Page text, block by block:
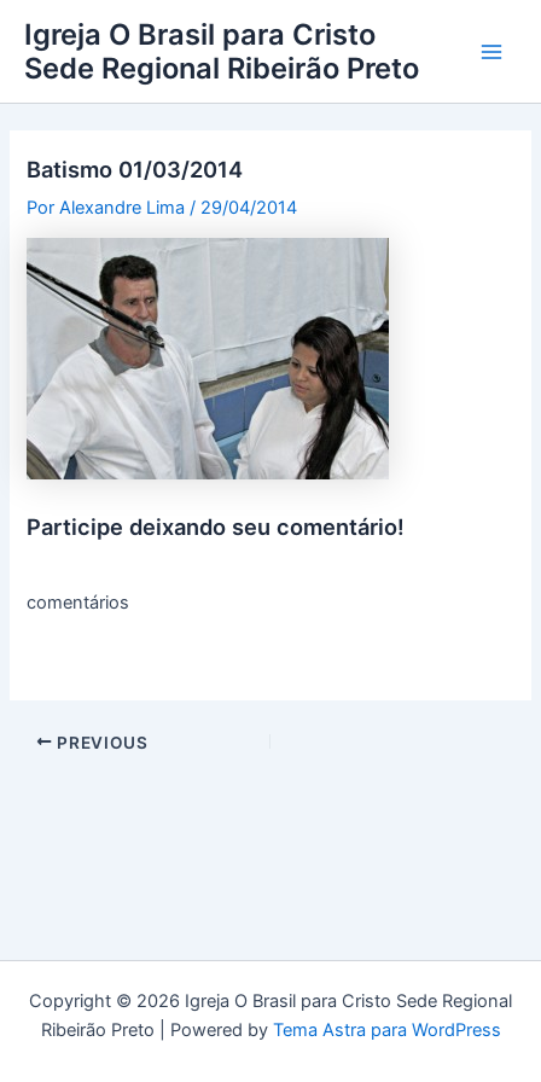
para
conteúdo
Igreja O Brasil para Cristo
Sede Regional Ribeirão Preto
Batismo 01/03/2014
PorAlexandre Lima/ 29/04/2014
Participe deixando seu comentário!
comentários
PREVIOUS
Copyright © 2026 Igreja O Brasil para Cristo Sede Regional
Ribeirão Preto | Powered by Tema Astra para WordPress